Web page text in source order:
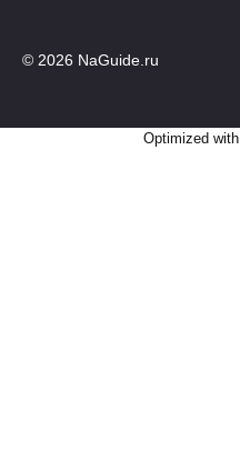
© 2026 NaGuide.ru
Optimized with